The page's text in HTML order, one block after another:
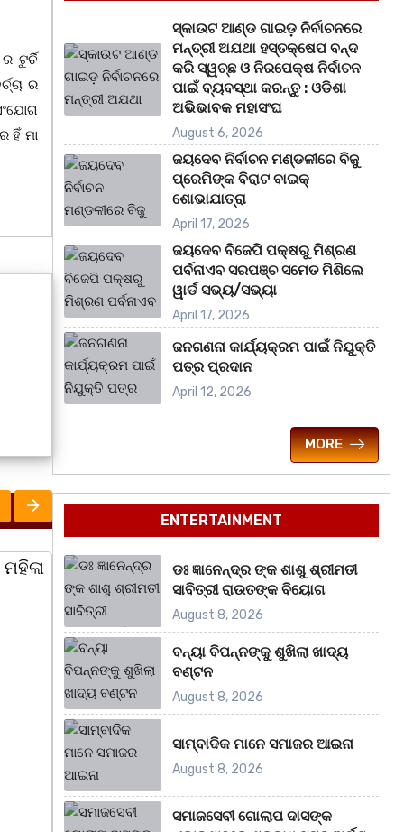
ଟୁର୍ଚି
ର
ହିଁ ମା
ରାଜ୍ୟ
ସ୍କାଉଟ ଆଣ୍ଡ ଗାଇଡ଼ ନିର୍ବାଚନରେ
ମନ୍ତ୍ରୀ ଅଯଥା ହସ୍ତକ୍ଷେପ ବନ୍ଦ
କରି ସ୍ୱଚ୍ଛ ଓ ନିରପେକ୍ଷ ନିର୍ବାଚନ
ପାଇଁ ବ୍ୟବସ୍ଥା କରନ୍ତୁ : ଓଡିଶା
ଅଭିଭାବକ ମହାସଂଘ
August 6, 2026
ଜୟଦେବ ନିର୍ବାଚନ ମଣ୍ଡଳୀରେ ବିଜୁ
ପ୍ରେମିଙ୍କ ବିରାଟ ବାଇକ୍
ଶୋଭାଯାତ୍ରା
April 17, 2026
ଜୟଦେବ ବିଜେପି ପକ୍ଷରୁ ମିଶ୍ରଣ
ପର୍ବନାଏବ ସରପଞ୍ଚ ସମେତ ମିଶିଲେ
ୱାର୍ଡ ସଭ୍ୟ/ସଭ୍ୟା
April 17, 2026
ଜନଗଣନା କାର୍ଯ୍ୟକ୍ରମ ପାଇଁ ନିଯୁକ୍ତି
ପତ୍ର ପ୍ରଦାନ
April 12, 2026
MORE
ENTERTAINMENT
ଡଃ ଜ୍ଞାନେନ୍ଦ୍ର ଙ୍କ ଶାଶୁ ଶ୍ରୀମତୀ
ସାବିତ୍ରୀ ରାଉତଙ୍କ ବିୟୋଗ
August 8, 2026
ବନ୍ୟା ବିପନ୍ନଙ୍କୁ ଶୁଖିଲା ଖାଦ୍ୟ
ବଣ୍ଟନ
August 8, 2026
ସାମ୍ବାଦିକ ମାନେ ସମାଜର ଆଇନା
August 8, 2026
ସମାଜସେବୀ ଗୋଲାପ ଦାସଙ୍କ